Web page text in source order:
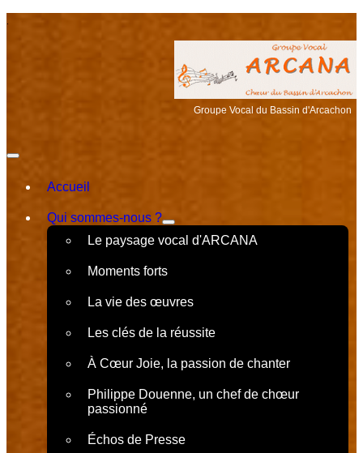
Groupe Vocal du Bassin d'Arcachon
Accueil
Qui sommes-nous ?
Le paysage vocal d'ARCANA
Moments forts
La vie des œuvres
Les clés de la réussite
À Cœur Joie, la passion de chanter
Philippe Douenne, un chef de chœur
passionné
Échos de Presse